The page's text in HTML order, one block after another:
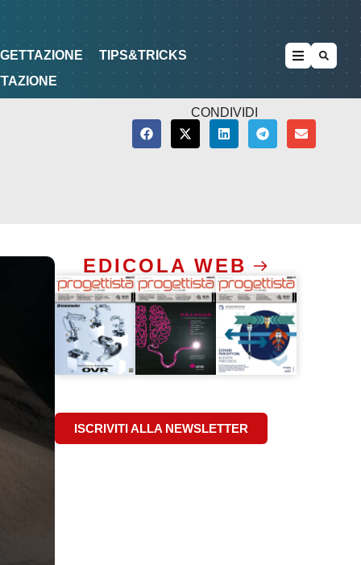
DI PROGETTAZIONE
TIPS&TRICKS
CONDIVIDI
EDICOLA WEB
ISCRIVITI ALLA NEWSLETTER